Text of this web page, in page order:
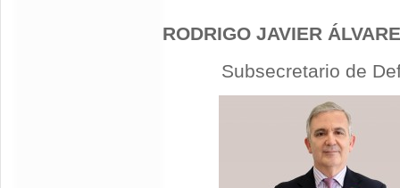
RODRIGO JAVIER
Subsecretario de